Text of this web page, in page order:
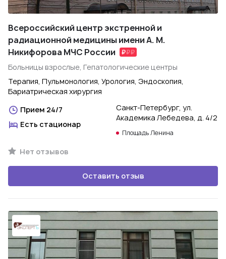
Всероссийский центр экстренной и
радиационной медицины имени А. М.
Никифорова МЧС России
Больницы взрослые, Гепатологические центры
Терапия, Пульмонология, Урология, Эндоскопия,
Бариатрическая хирургия
Прием 24/7
Есть стационар
Санкт-Петербург, ул.
Академика Лебедева, д. 4/2
Площадь Ленина
Нет отзывов
Оставить отзыв